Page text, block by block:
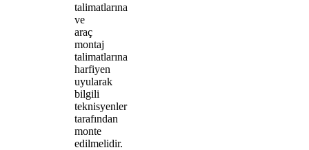
talimatlarına
ve
araç
montaj
talimatlarına
harfiyen
uyularak
bilgili
teknisyenler
tarafından
monte
edilmelidir.